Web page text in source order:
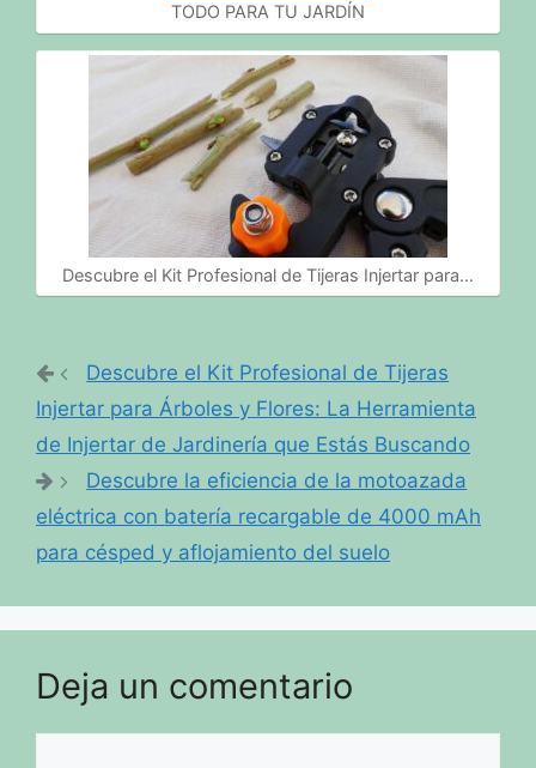
TODO PARA TU JARDÍN
Descubre el Kit Profesional de Tijeras Injertar para…
Descubre el Kit Profesional de Tijeras
Injertar para Árboles y Flores: La Herramienta
de Injertar de Jardinería que Estás Buscando
Descubre la eficiencia de la motoazada
eléctrica con batería recargable de 4000 mAh
para césped y aflojamiento del suelo
Deja un comentario